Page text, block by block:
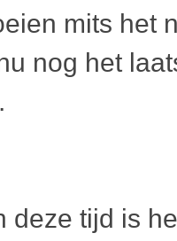
mits het
nog het
deze tijd is